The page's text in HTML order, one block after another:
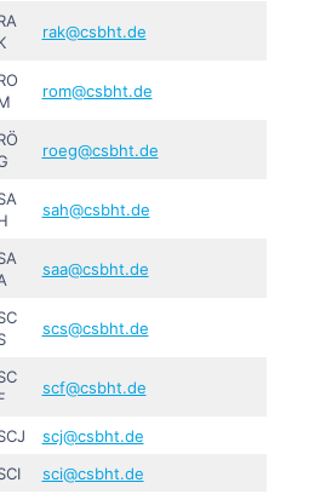
rak@csbht.de
rom@csbht.de
roeg@csbht.de
sah@csbht.de
saa@csbht.de
scs@csbht.de
scf@csbht.de
scj@csbht.de
sci@csbht.de